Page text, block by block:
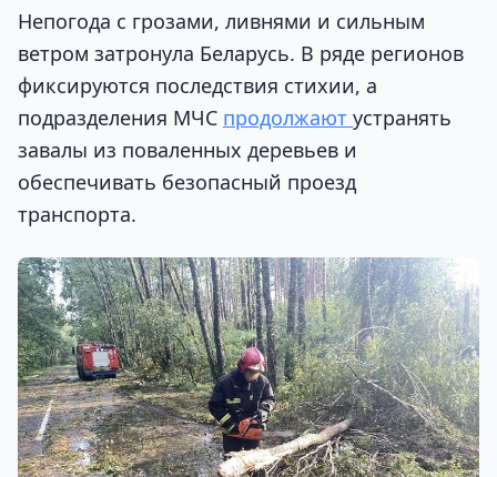
Непогода с грозами, ливнями и сильным
ветром затронула Беларусь. В ряде регионов
фиксируются последствия стихии, а
подразделения МЧС продолжают устранять
завалы из поваленных деревьев и
обеспечивать безопасный проезд
транспорта.